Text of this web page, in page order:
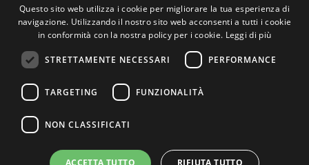
LA BROCHURE
CRYO SERVICE
Cryo Service Srl - P.I. 03898120963
cryoservice@legalmail.it
ITALIAN
Questo sito web utilizza i cookie per migliorare la tua esperienza di
navigazione. Utilizzando il nostro sito web acconsenti a tutti i cookie
in conformità con la nostra policy per i cookie. Leggi di più
STRETTAMENTE NECESSARI PERFORMANCE
TARGETING FUNZIONALITÀ
NON CLASSIFICATI
ACCETTA TUTTO RIFIUTA TUTTO